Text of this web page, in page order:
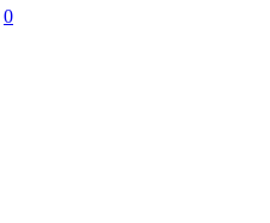
0